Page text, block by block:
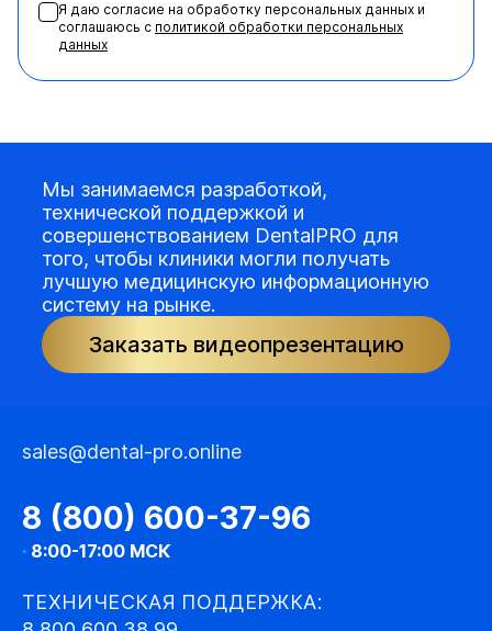
Я даю согласие на обработку персональных данных и
соглашаюсь с политикой обработки персональных
данных
Мы занимаемся разработкой,
технической поддержкой и
совершенствованием DentalPRO для
того, чтобы клиники могли получать
лучшую медицинскую информационную
систему на рынке.
Заказать видеопрезентацию
sales@dental-pro.online
8 (800) 600-37-96
· 8:00-17:00 МСК
ТЕХНИЧЕСКАЯ ПОДДЕРЖКА: